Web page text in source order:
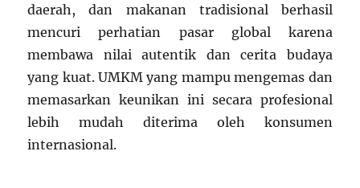
daerah, dan makanan tradisional berhasil
mencuri perhatian pasar global karena
membawa nilai autentik dan cerita budaya
yang kuat. UMKM yang mampu mengemas dan
memasarkan keunikan ini secara profesional
lebih mudah diterima oleh konsumen
internasional.